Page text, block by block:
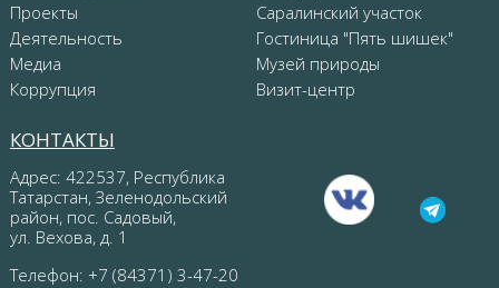
Проекты
Деятельность
Медиа
Коррупция
Саралинский участок
Гостиница "Пять шишек"
Музей природы
Визит-центр
КОНТАКТЫ
Адрес: 422537, Республика
Татарстан, Зеленодольский
район, пос. Садовый,
ул. Вехова, д. 1
Телефон: +7 (84371) 3-47-20